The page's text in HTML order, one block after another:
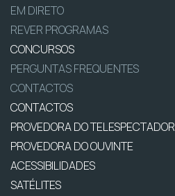
EM DIRETO
REVER PROGRAMAS
CONCURSOS
PERGUNTAS FREQUENTES
CONTACTOS
CONTACTOS
PROVEDORA DO TELESPECTADOR
PROVEDORA DO OUVINTE
ACESSIBILIDADES
SATÉLITES